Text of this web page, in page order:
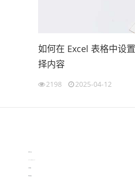
如何在 Excel 表格中设
择内容
2198 2025-04-12